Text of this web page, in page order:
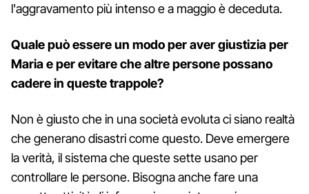
l'aggravamento più intenso e a maggio è deceduta.
Quale può essere un modo per aver giustizia per
Maria e per evitare che altre persone possano
cadere in queste trappole?
Non è giusto che in una società evoluta ci siano realtà
che generano disastri come questo. Deve emergere
la verità, il sistema che queste sette usano per
controllare le persone. Bisogna anche fare una